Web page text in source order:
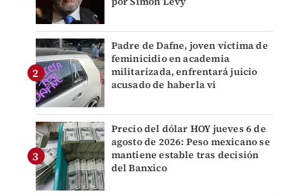
Padre de Dafne, joven víctima de
feminicidio en academia
militarizada, enfrentará juicio
acusado de haberla vi
Precio del dólar HOY jueves 6 de
agosto de 2026: Peso mexicano se
mantiene estable tras decisión
del Banxico